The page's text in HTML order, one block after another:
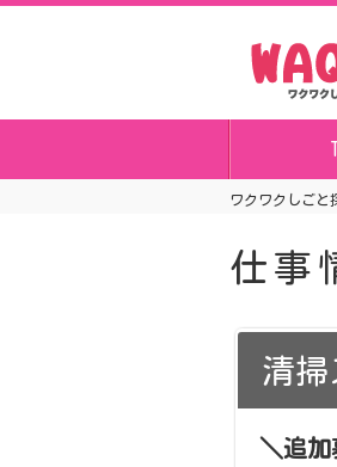
ワクワクしごと
仕事
清
＼追加